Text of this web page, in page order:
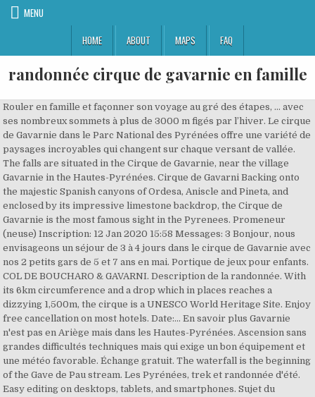
MENU
HOME
ABOUT MAPS FAQ
randonnée cirque de gavarnie en famille
Rouler en famille et façonner son voyage au gré des étapes, ... avec
ses nombreux sommets à plus de 3000 m figés par l’hiver. Le cirque
de Gavarnie dans le Parc National des Pyrénées offre une variété de
paysages incroyables qui changent sur chaque versant de vallée.
The falls are situated in the Cirque de Gavarnie, near the village
Gavarnie in the Hautes-Pyrénées. Cirque de Gavarni Backing onto
the majestic Spanish canyons of Ordesa, Aniscle and Pineta, and
enclosed by its impressive limestone backdrop, the Cirque de
Gavarnie is the most famous sight in the Pyrenees. Promeneur
(neuse) Inscription: 12 Jan 2020 15:58 Messages: 3 Bonjour, nous
envisageons un séjour de 3 à 4 jours dans le cirque de Gavarnie avec
nos 2 petits gars de 5 et 7 ans en mai. Portique de jeux pour enfants.
COL DE BOUCHARO & GAVARNI. Description de la randonnée. With
its 6km circumference and a drop which in places reaches a
dizzying 1,500m, the cirque is a UNESCO World Heritage Site. Enjoy
free cancellation on most hotels. Date:... En savoir plus Gavarnie
n'est pas en Ariège mais dans les Hautes-Pyrénées. Ascension sans
grandes difficultés techniques mais qui exige un bon équipement et
une météo favorable. Échange gratuit. The waterfall is the beginning
of the Gave de Pau stream. Les Pyrénées, trek et randonnée d'été.
Easy editing on desktops, tablets, and smartphones. Sujet du